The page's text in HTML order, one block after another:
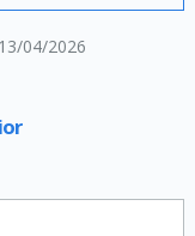
04/2026